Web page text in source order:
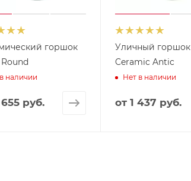
горшок
наличии
руб.
Уличный горшок
Ceramic Antic
Нет в наличии
от1 437 руб.